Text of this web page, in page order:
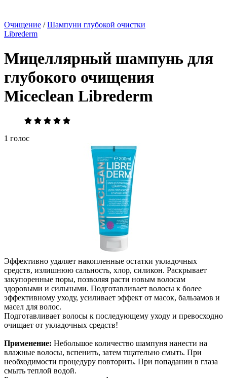
Очищение /Шампуни глубокой очистки
Librederm
Мицеллярный шампунь для
глубокого очищения
Miceclean Librederm
1 голос
Эффективно удаляет накопленные остатки укладочных
средств, излишнюю сальность, хлор, силикон. Раскрывает
закупоренные поры, позволяя расти новым волосам
здоровыми и сильными. Подготавливает волосы к более
эффективному уходу, усиливает эффект от масок, бальзамов и
масел для волос.
Подготавливает волосы к последующему уходу и превосходно
очищает от укладочных средств!
Применение: Небольшое количество шампуня нанести на
влажные волосы, вспенить, затем тщательно смыть. При
необходимости процедуру повторить. При попадании в глаза
смыть теплой водой.